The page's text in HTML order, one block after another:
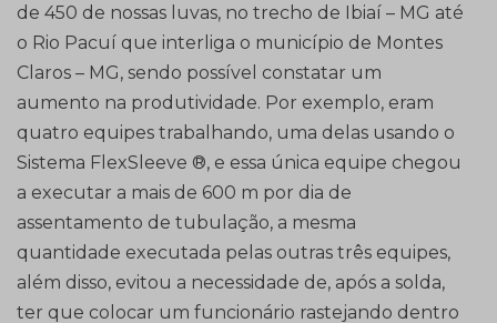
de 450 de nossas luvas, no trecho de Ibiaí – MG até
o Rio Pacuí que interliga o município de Montes
Claros – MG, sendo possível constatar um
aumento na produtividade. Por exemplo, eram
quatro equipes trabalhando, uma delas usando o
Sistema FlexSleeve ®, e essa única equipe chegou
a executar a mais de 600 m por dia de
assentamento de tubulação, a mesma
quantidade executada pelas outras três equipes,
além disso, evitou a necessidade de, após a solda,
ter que colocar um funcionário rastejando dentro